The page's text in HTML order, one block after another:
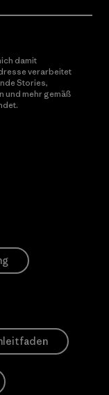
damit
verarbeitet
Stories,
und mehr gemäß